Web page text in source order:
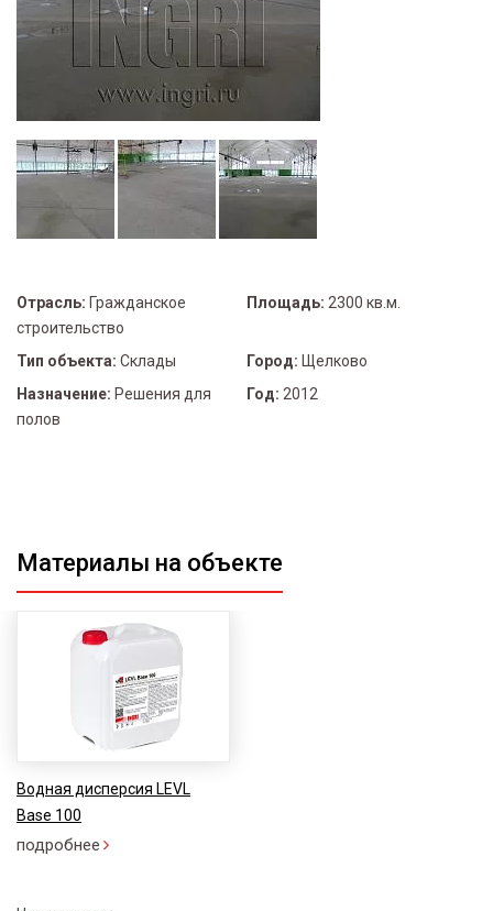
Отрасль: Гражданское
строительство
Площадь: 2300 кв.м.
Тип объекта: Склады Город: Щелково
Назначение: Решения для
полов
Год: 2012
Материалы на объекте
Водная дисперсия LEVL
Base 100
подробнее